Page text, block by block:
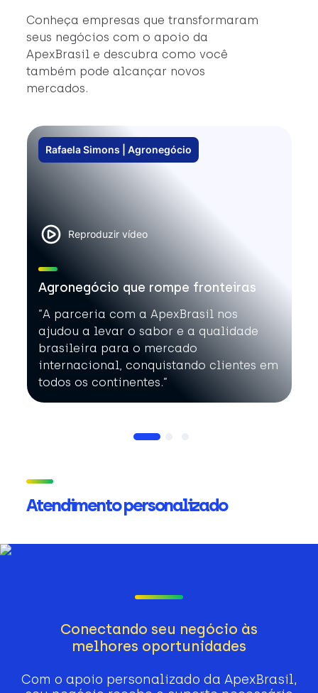
Conheça empresas que transformaram
seus negócios com o apoio da
ApexBrasil e descubra como você
também pode alcançar novos
mercados.
Rafaela Simons | Agronegócio
Reproduzir vídeo
Agronegócio que rompe fronteiras
”A parceria com a ApexBrasil nos
ajudou a levar o sabor e a qualidade
brasileira para o mercado
internacional, conquistando clientes em
todos os continentes.”
Atendimento personalizado
Conectando seu negócio às
melhores oportunidades
Com o apoio personalizado da ApexBrasil,